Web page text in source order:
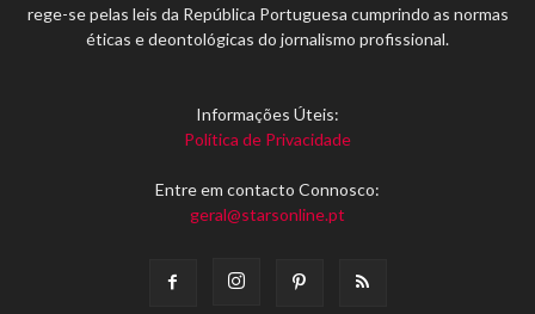
rege-se pelas leis da República Portuguesa cumprindo as normas
éticas e deontológicas do jornalismo profissional.
Informações Úteis:
Política de Privacidade
Entre em contacto Connosco:
geral@starsonline.pt